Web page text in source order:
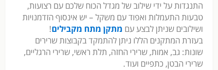
התנגדות על ידי שילוב של מגדל הכוח שלכם עם רצועות,
טבעות התעמלות ואפוד עם משקל – יש אינסוף הזדמנויות
ושילובים שניתן לבצע עם מתקן מתח מקבילים!
בעזרת המתקנים הללו ניתן להתמקד בקבוצות שרירים
שונות: גב, אמות, שרירי החזה, תלת ראשי, שרירי הרגליים,
שרירי הבטן, כתפיים ועוד.